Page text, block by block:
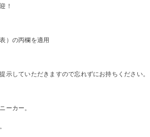
！
）の丙欄を適用
示していただきますので忘れずにお持ちください。
ーカー。